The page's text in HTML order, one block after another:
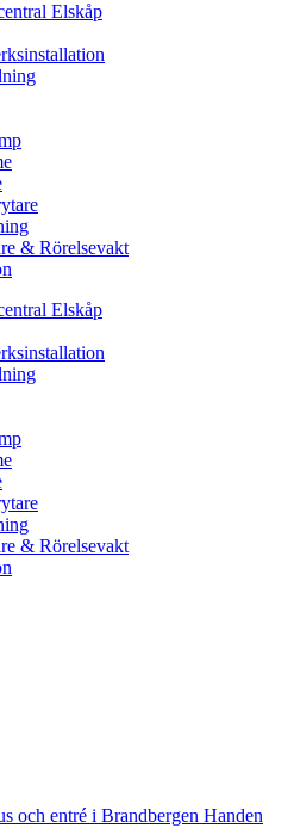
Elskåp
& Rörelsevakt
Elskåp
& Rörelsevakt
och entré i Brandbergen Handen